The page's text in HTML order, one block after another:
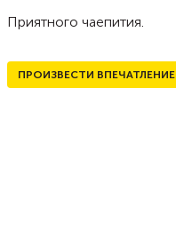
Приятного чаепития.
ПРОИЗВЕСТИ ВПЕЧАТЛЕНИЕ